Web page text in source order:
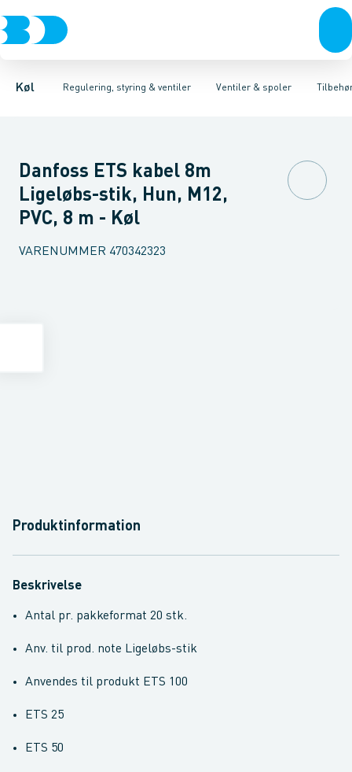
Køl Regulering, styring & ventiler
KompressorerKondenseringsaggregaterFordampere
Ventiler & spoler
Pressostater & termostaterSensorer & transmitterer
Magnetventiler til vandMagnetventiler til kølemiddel
Danfoss ETS kabel 8m
Ligeløbs-stik, Hun, M12,
PVC, 8 m - Køl
VARENUMMER 470342323
Produktinformation
Beskrivelse
Antal pr. pakkeformat 20 stk.
Anv. til prod. note Ligeløbs-stik
Anvendes til produkt ETS 100
ETS 25
ETS 50